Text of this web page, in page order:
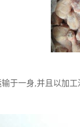
于一身,并且以加